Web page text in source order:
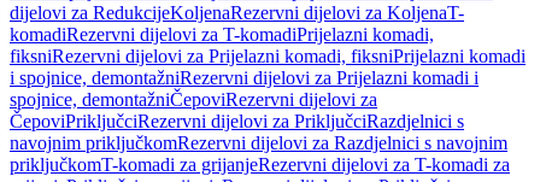
dijelovi za RedukcijeKoljenaRezervni dijelovi za KoljenaT-
komadiRezervni dijelovi za T-komadiPrijelazni komadi,
fiksniRezervni dijelovi za Prijelazni komadi, fiksniPrijelazni komadi
i spojnice, demontažniRezervni dijelovi za Prijelazni komadi i
spojnice, demontažniČepoviRezervni dijelovi za
ČepoviPriključciRezervni dijelovi za PriključciRazdjelnici s
navojnim priključkomRezervni dijelovi za Razdjelnici s navojnim
priključkomT-komadi za grijanjeRezervni dijelovi za T-komadi za